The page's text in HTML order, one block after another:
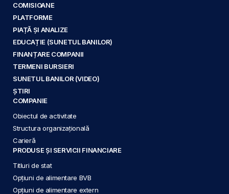
COMISIOANE
PLATFORME
PIAȚĂ ȘI ANALIZE
EDUCAȚIE (SUNETUL BANILOR)
FINANȚARE COMPANII
TERMENI BURSIERI
SUNETUL BANILOR (VIDEO)
ȘTIRI
COMPANIE
Obiectul de activitate
Structura organizațională
Carieră
PRODUSE ȘI SERVICII FINANCIARE
Titluri de stat
Opțiuni de alimentare BVB
Opțiuni de alimentare extern